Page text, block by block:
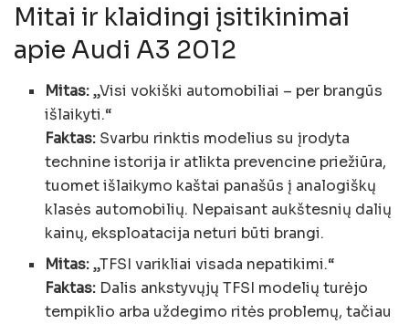
Mitai ir klaidingi įsitikinimai
apie Audi A3 2012
Mitas:„Visi vokiški automobiliai – per brangūs
išlaikyti.“
Faktas: Svarbu rinktis modelius su įrodyta
technine istorija ir atlikta prevencine priežiūra,
tuomet išlaikymo kaštai panašūs į analogiškų
klasės automobilių. Nepaisant aukštesnių dalių
kainų, eksploatacija neturi būti brangi.
Mitas:„TFSI varikliai visada nepatikimi.“
Faktas: Dalis ankstyvųjų TFSI modelių turėjo
tempiklio arba uždegimo ritės problemų, tačiau